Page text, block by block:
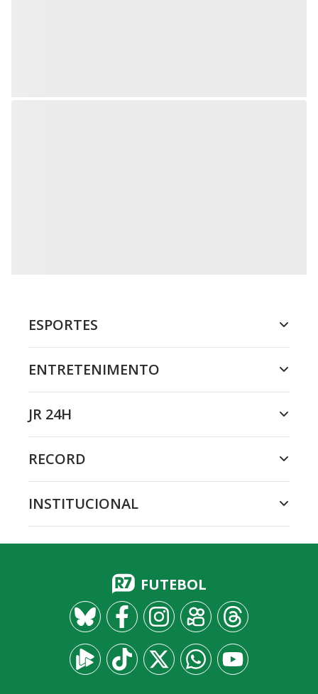
ESPORTES
ENTRETENIMENTO
JR 24H
RECORD
INSTITUCIONAL
FUTEBOL